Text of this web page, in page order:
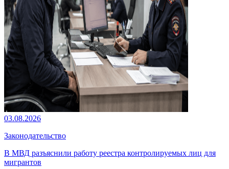
03.08.2026
Законодательство
В МВД разъяснили работу реестра контролируемых лиц для
мигрантов